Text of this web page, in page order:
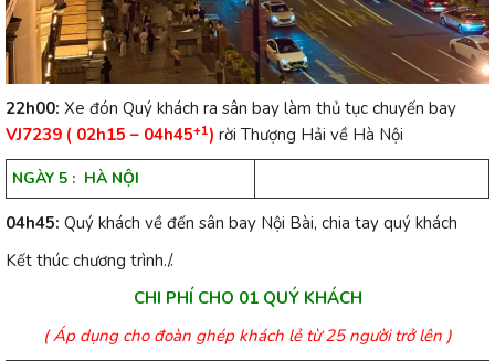
22h00: Xe đón Quý khách ra sân bay làm thủ tục chuyến bay
VJ7239 ( 02h15 – 04h45+1) rời Thượng Hải về Hà Nội
NGÀY 5 : HÀ NỘI
04h45: Quý khách về đến sân bay Nội Bài, chia tay quý khách
Kết thúc chương trình./.
CHI PHÍ CHO 01 QUÝ KHÁCH
( Áp dụng cho đoàn ghép khách lẻ từ 25 người trở lên )